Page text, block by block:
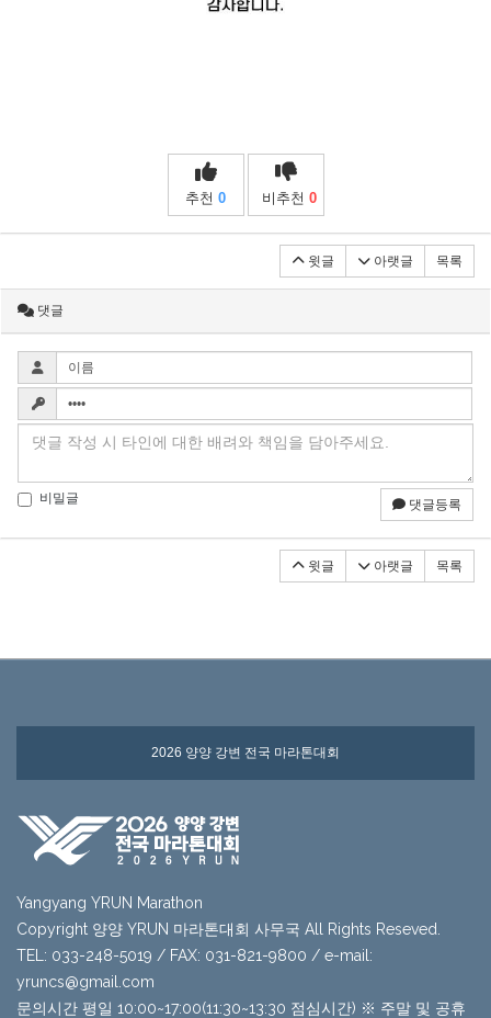
추천 0 비추천 0
윗글 아랫글 목록
댓글
비밀글 댓글등록
윗글 아랫글 목록
2026 양양 강변 전국 마라톤대회
Yangyang YRUN Marathon
Copyright 양양 YRUN 마라톤대회 사무국 All Rights Reseved.
TEL: 033-248-5019 / FAX: 031-821-9800 / e-mail:
yruncs@gmail.com
문의시간 평일 10:00~17:00(11:30~13:30 점심시간) ※ 주말 및 공휴